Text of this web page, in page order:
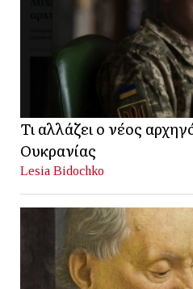
Τι αλλάζει ο νέος
Ουκρανίας
Lesia Bidochko